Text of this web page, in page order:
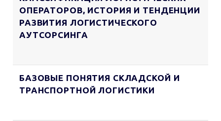
ОПЕРАТОРОВ, ИСТОРИЯ И ТЕНДЕНЦИИ
РАЗВИТИЯ ЛОГИСТИЧЕСКОГО
АУТСОРСИНГА
БАЗОВЫЕ ПОНЯТИЯ СКЛАДСКОЙ И
ТРАНСПОРТНОЙ ЛОГИСТИКИ